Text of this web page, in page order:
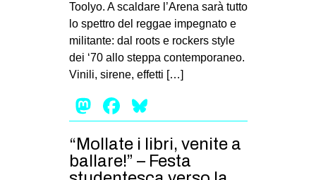
MOVIMENTI
AMBIENTE
ANTIFASCISMO
MIGRAZIONI
PRECARIATO
Toolyo. A scaldare l’Arena sarà tutto
lo spettro del reggae impegnato e
militante: dal roots e rockers style
dei ‘70 allo steppa contemporaneo.
Vinili, sirene, effetti […]
Mastodon
Facebook
“Mollate i libri, venite a
ballare!” – Festa